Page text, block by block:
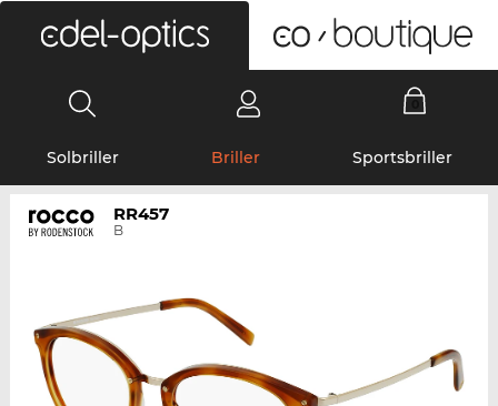
Solbriller Briller Sportsbriller
RR457
B